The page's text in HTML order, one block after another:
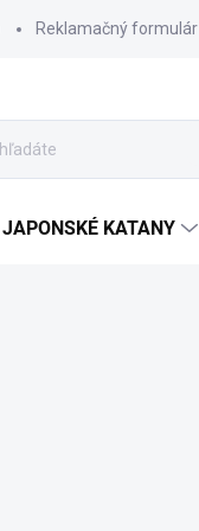
Reklamačný formulár
JAPONSKÉ KATANY